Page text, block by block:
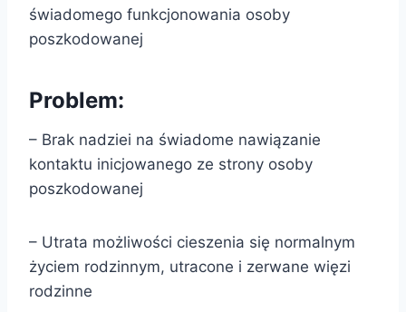
świadomego funkcjonowania osoby
poszkodowanej
Problem:
– Brak nadziei na świadome nawiązanie
kontaktu inicjowanego ze strony osoby
poszkodowanej
– Utrata możliwości cieszenia się normalnym
życiem rodzinnym, utracone i zerwane więzi
rodzinne